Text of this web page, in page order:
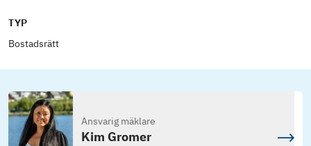
TYP
Bostadsrätt
Ansvarig mäklare
Kim Gromer